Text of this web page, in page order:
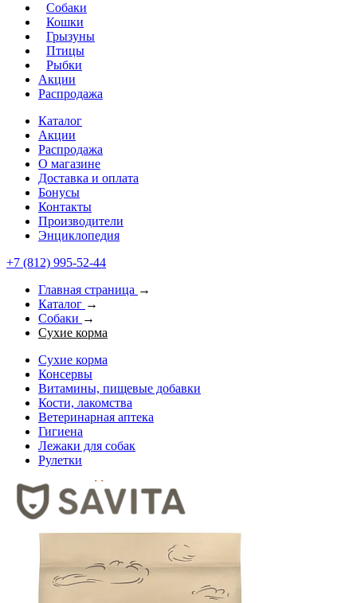
Собаки
Кошки
Грызуны
Птицы
Рыбки
Акции
Распродажа
Каталог
Акции
Распродажа
О магазине
Доставка и оплата
Бонусы
Контакты
Производители
Энциклопедия
+7 (812) 995-52-44
Главная страница →
Каталог →
Собаки →
Сухие корма
Сухие корма
Консервы
Витамины, пищевые добавки
Кости, лакомства
Ветеринарная аптека
Гигиена
Лежаки для собак
Рулетки